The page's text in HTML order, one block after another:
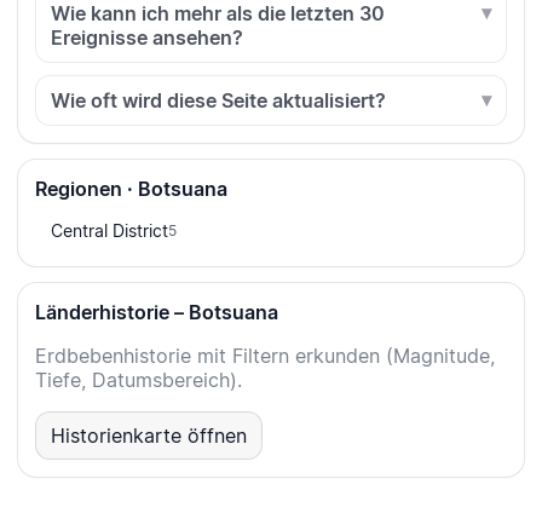
Wie kann ich mehr als die letzten 30
Ereignisse ansehen?
Wie oft wird diese Seite aktualisiert?
Regionen · Botsuana
Central District5
Länderhistorie – Botsuana
Erdbebenhistorie mit Filtern erkunden (Magnitude,
Tiefe, Datumsbereich).
Historienkarte öffnen